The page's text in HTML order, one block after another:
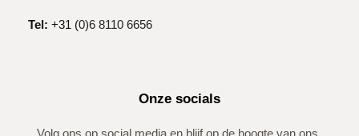
Tel: +31 (0)6 8110 6656
Onze socials